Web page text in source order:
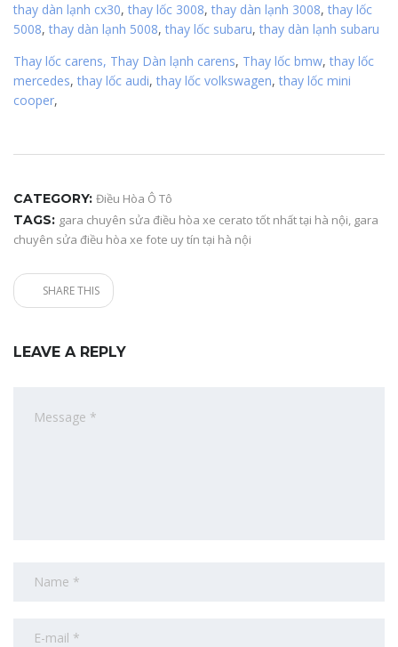
thay dàn lạnh cx30, thay lốc 3008, thay dàn lạnh 3008, thay lốc
5008, thay dàn lạnh 5008, thay lốc subaru, thay dàn lạnh subaru
Thay lốc carens, Thay Dàn lạnh carens, Thay lốc bmw, thay lốc
mercedes, thay lốc audi, thay lốc volkswagen, thay lốc mini
cooper,
CATEGORY: Điều Hòa Ô Tô
TAGS: gara chuyên sửa điều hòa xe cerato tốt nhất tại hà nội, gara
chuyên sửa điều hòa xe fote uy tín tại hà nội
SHARE THIS
LEAVE A REPLY